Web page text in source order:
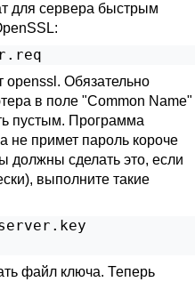
для сервера быстрым
:
openssl . Обязательно
в поле "Common Name"
пустым. Программа
не примет пароль короче
должны сделать это, если
выполните такие
файл ключа. Теперь